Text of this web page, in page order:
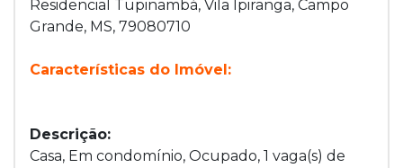
Residencial Tupinambá, Vila Ipiranga, Campo
Grande, MS, 79080710
Características do Imóvel:
Descrição:
Casa, Em condomínio, Ocupado, 1 vaga(s) de